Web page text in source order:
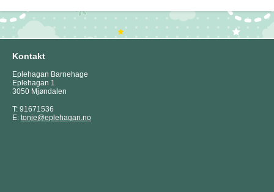
Kontakt
Eplehagan Barnehage
Eplehagan 1
3050 Mjøndalen
T: 91671536
E: tonje@eplehagan.no